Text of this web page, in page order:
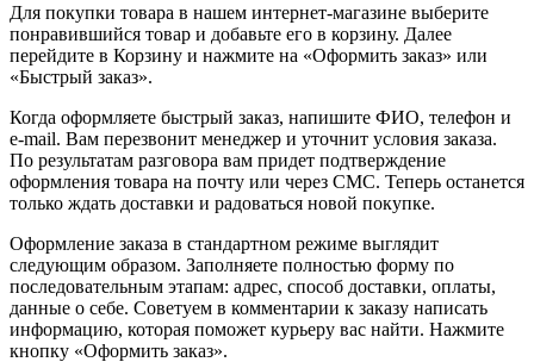
Для покупки товара в нашем интернет-магазине выберите
понравившийся товар и добавьте его в корзину. Далее
перейдите в Корзину и нажмите на «Оформить заказ» или
«Быстрый заказ».
Когда оформляете быстрый заказ, напишите ФИО, телефон и
e-mail. Вам перезвонит менеджер и уточнит условия заказа.
По результатам разговора вам придет подтверждение
оформления товара на почту или через СМС. Теперь останется
только ждать доставки и радоваться новой покупке.
Оформление заказа в стандартном режиме выглядит
следующим образом. Заполняете полностью форму по
последовательным этапам: адрес, способ доставки, оплаты,
данные о себе. Советуем в комментарии к заказу написать
информацию, которая поможет курьеру вас найти. Нажмите
кнопку «Оформить заказ».